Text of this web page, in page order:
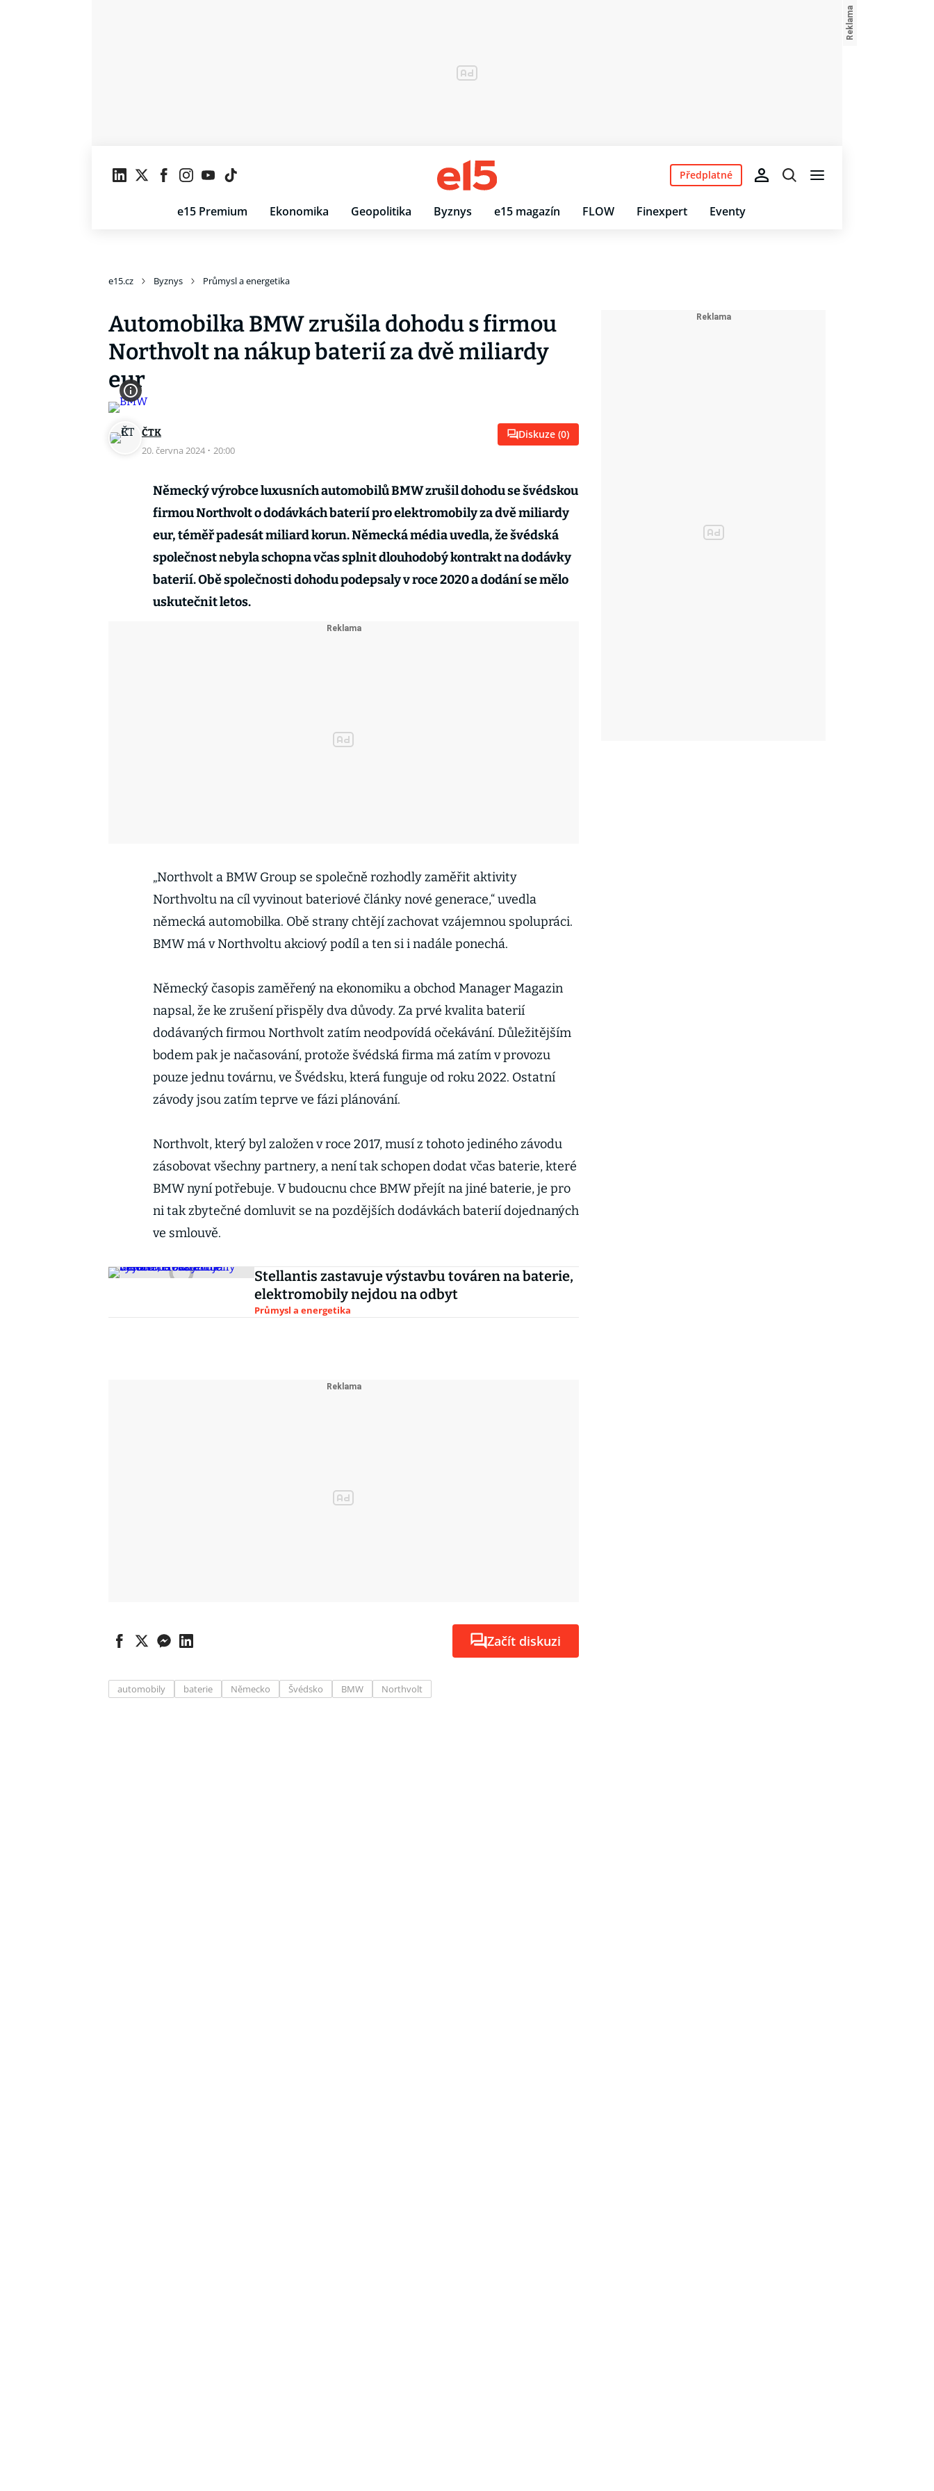
e15 Premium Ekonomika Geopolitika Byznys e15 magazín FLOW Finexpert Eventy
Předplatné
e15.cz Byznys Průmysl a energetika
Automobilka BMW zrušila dohodu s firmou
Northvolt na nákup baterií za dvě miliardy
eur
ČTK
20. června 2024 · 20:00
Diskuze (0)
Německý výrobce luxusních automobilů BMW zrušil dohodu se švédskou
firmou Northvolt o dodávkách baterií pro elektromobily za dvě miliardy
eur, téměř padesát miliard korun. Německá média uvedla, že švédská
společnost nebyla schopna včas splnit dlouhodobý kontrakt na dodávky
baterií. Obě společnosti dohodu podepsaly v roce 2020 a dodání se mělo
uskutečnit letos.
„Northvolt a BMW Group se společně rozhodly zaměřit aktivity
Northvoltu na cíl vyvinout bateriové články nové generace,“ uvedla
německá automobilka. Obě strany chtějí zachovat vzájemnou spolupráci.
BMW má v Northvoltu akciový podíl a ten si i nadále ponechá.
Německý časopis zaměřený na ekonomiku a obchod Manager Magazin
napsal, že ke zrušení přispěly dva důvody. Za prvé kvalita baterií
dodávaných firmou Northvolt zatím neodpovídá očekávání. Důležitějším
bodem pak je načasování, protože švédská firma má zatím v provozu
pouze jednu továrnu, ve Švédsku, která funguje od roku 2022. Ostatní
závody jsou zatím teprve ve fázi plánování.
Northvolt, který byl založen v roce 2017, musí z tohoto jediného závodu
zásobovat všechny partnery, a není tak schopen dodat včas baterie, které
BMW nyní potřebuje. V budoucnu chce BMW přejít na jiné baterie, je pro
ni tak zbytečné domluvit se na pozdějších dodávkách baterií dojednaných
ve smlouvě.
Stellantis zastavuje výstavbu továren na baterie,
elektromobily nejdou na odbyt
Průmysl a energetika
Začít diskuzi
automobily baterie Německo Švédsko BMW Northvolt